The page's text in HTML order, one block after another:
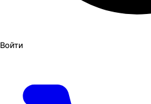
Войти